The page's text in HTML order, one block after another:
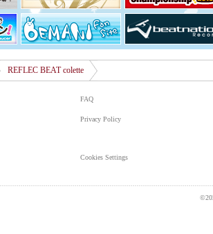
REFLEC BEAT colette
FAQ
Privacy Policy
Cookies Settings